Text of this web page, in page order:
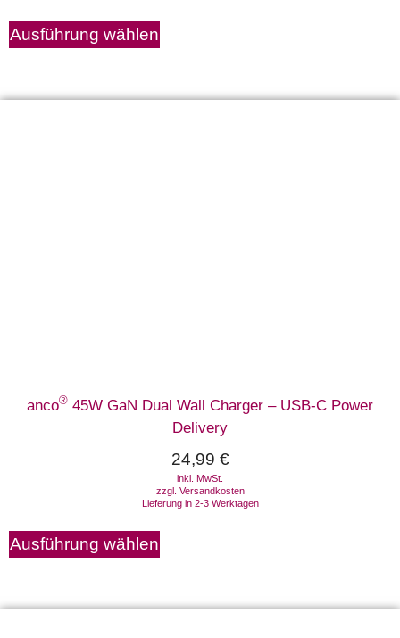
Ausführung wählen
anco® 45W GaN Dual Wall Charger – USB-C Power
Delivery
24,99 €
inkl. MwSt.
zzgl. Versandkosten
Lieferung in 2-3 Werktagen
Ausführung wählen